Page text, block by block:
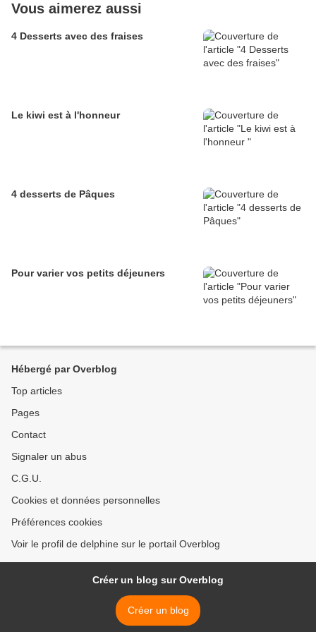
Vous aimerez aussi
4 Desserts avec des fraises
Le kiwi est à l'honneur
4 desserts de Pâques
Pour varier vos petits déjeuners
Hébergé par Overblog
Top articles
Pages
Contact
Signaler un abus
C.G.U.
Cookies et données personnelles
Préférences cookies
Voir le profil de delphine sur le portail Overblog
Créer un blog sur Overblog
Créer un blog